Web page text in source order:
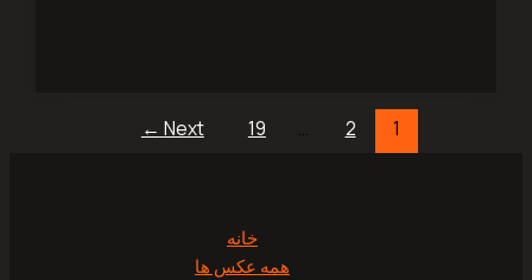
…
19
Next
همه عکس ها